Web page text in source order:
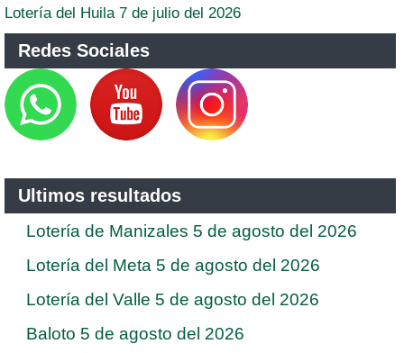
Lotería del Huila 7 de julio del 2026
Redes Sociales
Ultimos resultados
Lotería de Manizales 5 de agosto del 2026
Lotería del Meta 5 de agosto del 2026
Lotería del Valle 5 de agosto del 2026
Baloto 5 de agosto del 2026